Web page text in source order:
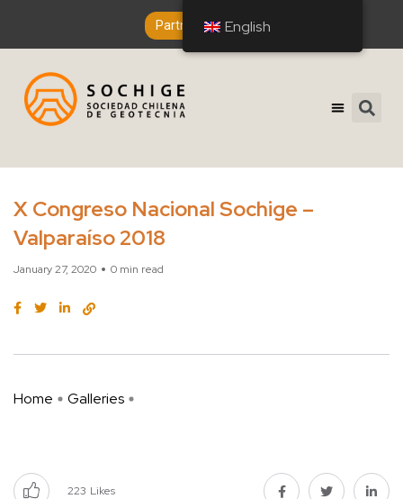
Partner Entry
X Congreso Nacional Sochige –
Valparaíso 2018
January 27, 2020 0 min read
Home Galleries
223 Likes
English
English